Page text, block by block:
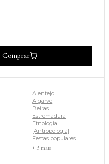
Comprar
Alentejo
Algarve
Beiras
Estremadura
Etnologia
[Antropologia]
Festas populares
+ 3 mais